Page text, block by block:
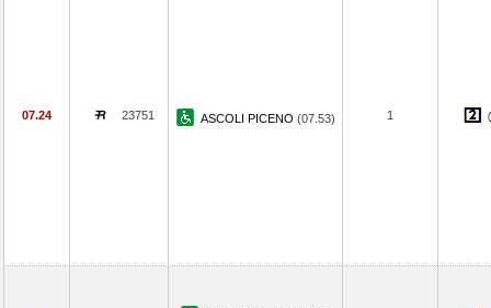
07.24 23751 ASCOLI PICENO (07.53) 1